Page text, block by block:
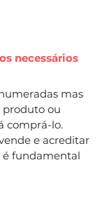
necessários
mas
ou
comprá-lo.
e acreditar
fundamental